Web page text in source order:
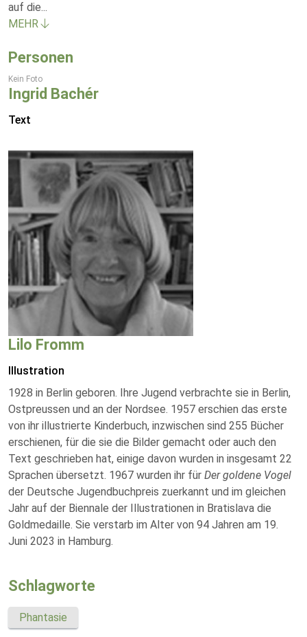
auf die...
MEHR
Personen
Kein Foto
Ingrid Bachér
Text
Lilo Fromm
Illustration
1928 in Berlin geboren. Ihre Jugend verbrachte sie in Berlin,
Ostpreussen und an der Nordsee. 1957 erschien das erste
von ihr illustrierte Kinderbuch, inzwischen sind 255 Bücher
erschienen, für die sie die Bilder gemacht oder auch den
Text geschrieben hat, einige davon wurden in insgesamt 22
Sprachen übersetzt. 1967 wurden ihr für Der goldene Vogel
der Deutsche Jugendbuchpreis zuerkannt und im gleichen
Jahr auf der Biennale der Illustrationen in Bratislava die
Goldmedaille. Sie verstarb im Alter von 94 Jahren am 19.
Juni 2023 in Hamburg.
Schlagworte
Phantasie